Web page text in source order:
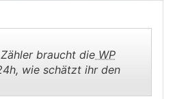
braucht die WP
wie schätzt ihr den